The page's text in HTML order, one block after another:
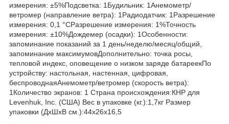
измерения: ±5%Подсветка: 1Будильник: 1Анемометр/
ветромер (направление ветра): 1Радиодатчик: 1Разрешение
измерения: 0,1 °CРазрешение измерения: 1%Точность
измерения: ±10%Дождемер (осадки): 1Особенности:
запоминание показаний за 1 день/неделю/месяц/общий,
запоминание максимумовДополнительно: точка росы,
тепловой индекс, оповещение о низком заряде батареекПо
устройству: настольная, настенная, цифровая,
беспроводнаяАнемометр/ветромер (скорость ветра):
1Количество экранов: 1 Страна происхождения:КНР для
Levenhuk, Inc. (США) Вес в упаковке (кг.):1,7кг Размер
упаковки (ДхШхВ см.):44x26x16,5